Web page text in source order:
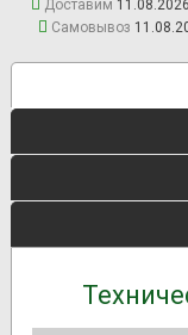
Доставим
Самовывоз